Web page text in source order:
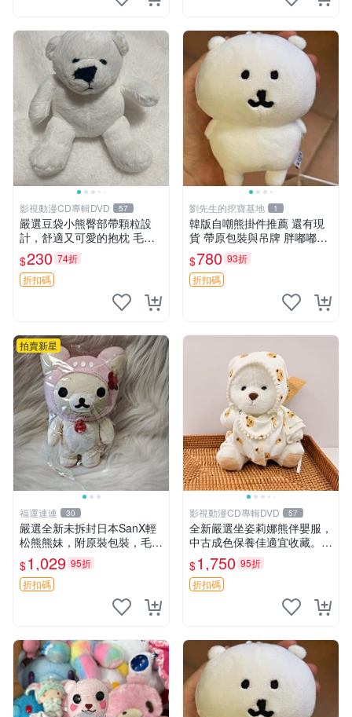
影視動漫CD專輯DVD 57
嚴選豆袋小熊臀部帶顆粒設
計，舒適又可愛的抱枕 毛絨
抱枕、臀部按摩、坐墊
$230 74折
折扣碼
劉先生的挖寶基地 1
韓版自嘲熊掛件推薦 還有現
貨 帶原包裝與吊牌 胖嘟嘟超
可愛 毛絨手感佳 小熊掛件 自
嘲抱枕 小熊抱枕
$780 93折
折扣碼
拍賣新星
福運連連 30
嚴選全新未拆封日本SanX輕
松熊熊妹，附原裝包裝，毛絨
質地極佳，細膩可愛，推薦收
藏兼送禮，適合女性好友或家
人，限量釋出。鬆熊、熊玩
$1,029 95折
折扣碼
影視動漫CD專輯DVD 57
全新嚴選坐姿莉娜熊伴嬰服，
中古成色保養佳適宜收藏。無
盒子但品質完好，快速出貨。
建議入手！ 中古 玩偶 滬漫
$1,750 95折
折扣碼